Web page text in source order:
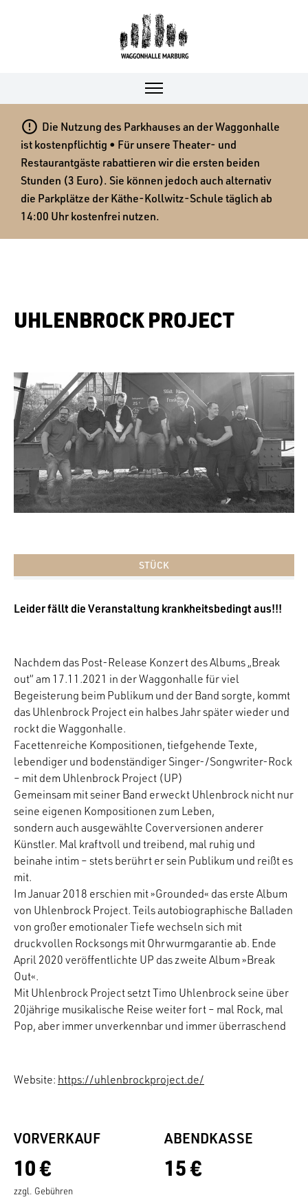
 Die Nutzung des Parkhauses an der Waggonhalle
ist kostenpflichtig • Für unsere Theater- und
Restaurantgäste rabattieren wir die ersten beiden
Stunden (3 Euro). Sie können jedoch auch alternativ
die Parkplätze der Käthe-Kollwitz-Schule täglich ab
14:00 Uhr kostenfrei nutzen.
UHLENBROCK PROJECT
STÜCK
Leider fällt die Veranstaltung krankheitsbedingt aus!!!
Nachdem das Post-Release Konzert des Albums „Break
out“ am 17.11.2021 in der Waggonhalle für viel
Begeisterung beim Publikum und der Band sorgte, kommt
das Uhlenbrock Project ein halbes Jahr später wieder und
rockt die Waggonhalle.
Facettenreiche Kompositionen, tiefgehende Texte,
lebendiger und bodenständiger Singer-/Songwriter-Rock
– mit dem Uhlenbrock Project (UP)
Gemeinsam mit seiner Band erweckt Uhlenbrock nicht nur
seine eigenen Kompositionen zum Leben,
sondern auch ausgewählte Coverversionen anderer
Künstler. Mal kraftvoll und treibend, mal ruhig und
beinahe intim – stets berührt er sein Publikum und reißt es
mit.
Im Januar 2018 erschien mit »Grounded« das erste Album
von Uhlenbrock Project. Teils autobiographische Balladen
von großer emotionaler Tiefe wechseln sich mit
druckvollen Rocksongs mit Ohrwurmgarantie ab. Ende
April 2020 veröffentlichte UP das zweite Album »Break
Out«.
Mit Uhlenbrock Project setzt Timo Uhlenbrock seine über
20jährige musikalische Reise weiter fort – mal Rock, mal
Pop, aber immer unverkennbar und immer überraschend
Website: https://uhlenbrockproject.de/
VORVERKAUF
10 €
zzgl. Gebühren
ABENDKASSE
15 €